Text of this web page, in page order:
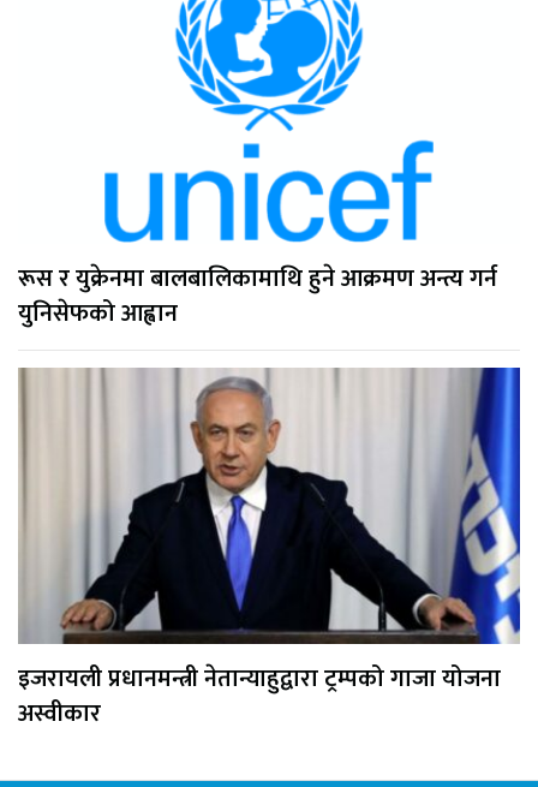
रूस र युक्रेनमा बालबालिकामाथि हुने आक्रमण अन्त्य गर्न
युनिसेफको आह्वान
इजरायली प्रधानमन्त्री नेतान्याहुद्वारा ट्रम्पको गाजा योजना
अस्वीकार